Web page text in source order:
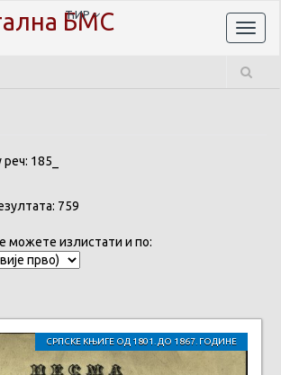
БМС
ЋИР
185_
759
можете излистати и по:
СРПСКЕ КЊИГЕ ОД 1801. ДО 1867. ГОДИНЕ